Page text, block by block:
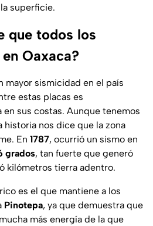
superficie.
que todos los
Oaxaca?
mayor sismicidad en el país
estas placas es
sus costas. Aunque tenemos
historia nos dice que la zona
En 1787, ocurrió un sismo en
grados, tan fuerte que generó
kilómetros tierra adentro.
es el que mantiene a los
Pinotepa, ya que demuestra que
más energía de la que